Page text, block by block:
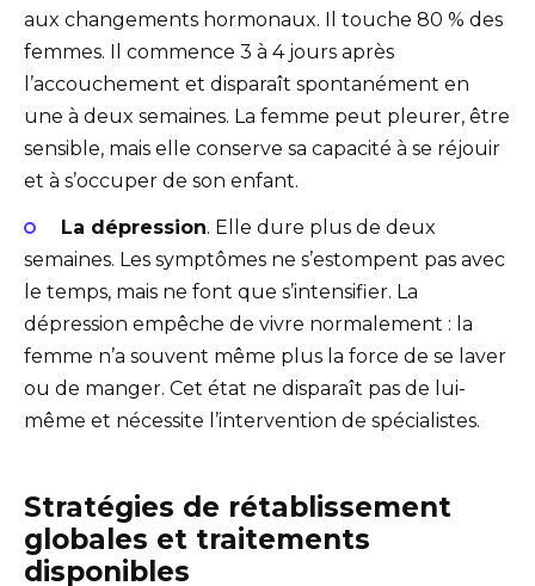
aux changements hormonaux. Il touche 80 % des
femmes. Il commence 3 à 4 jours après
l’accouchement et disparaît spontanément en
une à deux semaines. La femme peut pleurer, être
sensible, mais elle conserve sa capacité à se réjouir
et à s’occuper de son enfant.
La dépression. Elle dure plus de deux
semaines. Les symptômes ne s’estompent pas avec
le temps, mais ne font que s’intensifier. La
dépression empêche de vivre normalement : la
femme n’a souvent même plus la force de se laver
ou de manger. Cet état ne disparaît pas de lui-
même et nécessite l’intervention de spécialistes.
Stratégies de rétablissement
globales et traitements
disponibles